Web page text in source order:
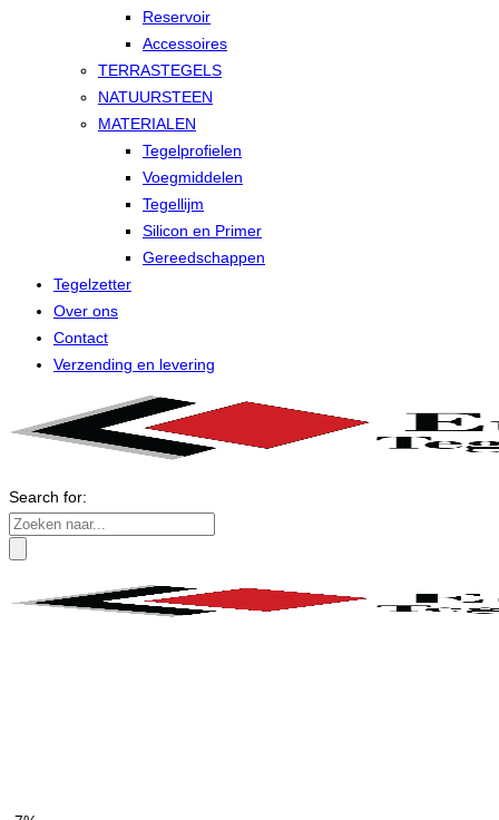
Reservoir
Accessoires
TERRASTEGELS
NATUURSTEEN
MATERIALEN
Tegelprofielen
Voegmiddelen
Tegellijm
Silicon en Primer
Gereedschappen
Tegelzetter
Over ons
Contact
Verzending en levering
Search for: